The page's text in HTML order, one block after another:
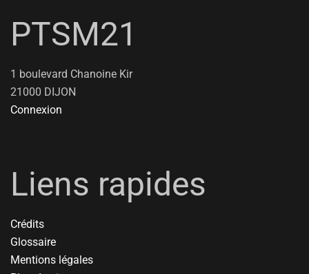
PTSM21
1 boulevard Chanoine Kir
21000 DIJON
Connexion
Liens rapides
Crédits
Glossaire
Mentions légales